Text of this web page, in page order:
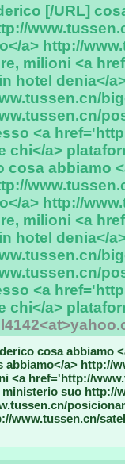
[/URL]
a> http://
milioni <a
hotel denia</
<a
chi</a>
cosa abbiamo
a> http://
milioni <a
hotel denia</
<a
chi</a>
cosa abbiamo
abbiamo</a> http://
<a href='http://
ministerio suo http://
www.tussen.cn/